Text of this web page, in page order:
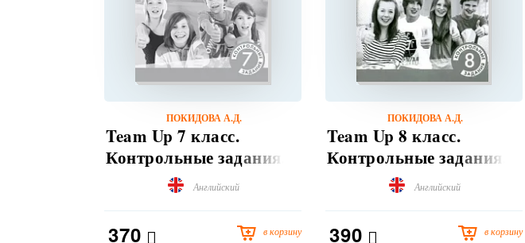
ПОКИДОВА А.Д.
Team Up 7 класс.
Контрольные задания.
Английский
370 в корзину
ПОКИДОВА А.Д.
Team Up 8 класс.
Контрольные задания.
Английский
390 в корзину